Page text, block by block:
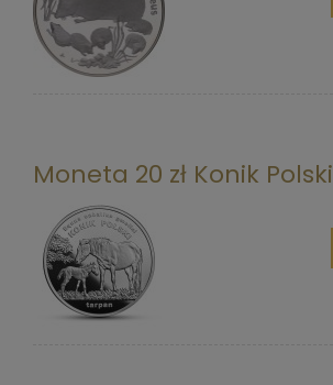
Moneta 20 zł Konik Polski